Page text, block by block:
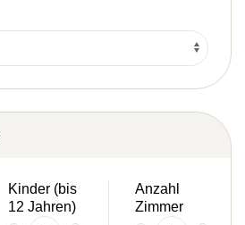
Kinder (bis
12 Jahren)
Anzahl
Zimmer